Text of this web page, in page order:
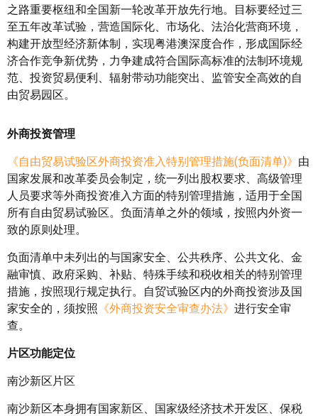
之路重要枢纽和全国新一轮改革开放先行地。目标要经过三
至五年改革试验，营造国际化、市场化、法治化营商环境，
构建开放型经济新体制，实现粤港澳深度合作，形成国际经
济合作竞争新优势，力争建成符合国际高标准的法制环境规
范、投资贸易便利、辐射带动功能突出、监管安全高效的自
由贸易园区。
外商投资管理
《自由贸易试验区外商投资准入特别管理措施(负面清单)》 由
国家发展和改革委员会制定，统一列出股权要求、高级管理
人员要求等外商投资准入方面的特别管理措施，适用于全国
所有自由贸易试验区。负面清单之外的领域，按照内外资一
致的原则处理。
负面清单中未列出的与国家安全、公共秩序、公共文化、金
融审慎、政府采购、补贴、特殊手续和税收相关的特别管理
措施，按照现行规定执行。自贸试验区内的外商投资涉及国
家安全的，须按照 《外商投资安全审查办法》 进行安全审
查。
片区功能定位
南沙新区片区
南沙新区本身拥有国家新区、国家级经济技术开发区、保税